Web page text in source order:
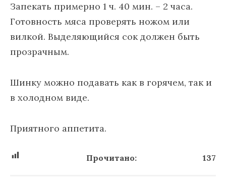
Запекать примерно 1 ч. 40 мин. – 2 часа.
Готовность мяса проверять ножом или
вилкой. Выделяющийся сок должен быть
прозрачным.
Шинку можно подавать как в горячем, так и
в холодном виде.
Приятного аппетита.
Прочитано: 137